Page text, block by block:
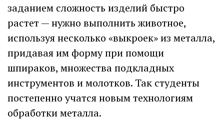
заданием сложность изделий быстро
растет — нужно выполнить животное,
используя несколько «выкроек» из металла,
придавая им форму при помощи
шпираков, множества подкладных
инструментов и молотков. Так студенты
постепенно учатся новым технологиям
обработки металла.